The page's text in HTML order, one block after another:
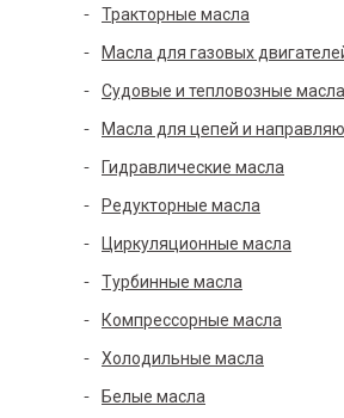
Тракторные масла
Масла для газовых
Судовые и тепловозные масла
Масла для цепей и
Гидравлические масла
Редукторные масла
Циркуляционные масла
Турбинные масла
Компрессорные масла
Холодильные масла
Белые масла